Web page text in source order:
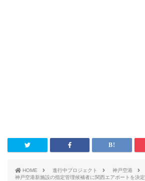
HOME 進行中プロジェクト
神戸空港
神戸空港新施設の指定管理候補者に関西エアポートを決定